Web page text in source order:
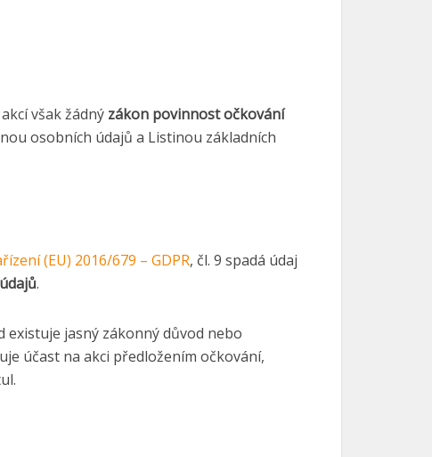
však žádný zákon povinnost očkování
osobních údajů a Listinou základních
(EU) 2016/679 – GDPR, čl. 9 spadá údaj
.
existuje jasný zákonný důvod nebo
účast na akci předložením očkování,